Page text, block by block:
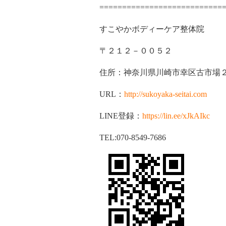
すこやかボディーケア整体院
〒２１２－００５２
住所：神奈川県川崎市幸区古市場
URL： http://sukoyaka-seitai.com
LINE登録： https://lin.ee/xJkAIkc
TEL:070-8549-7686